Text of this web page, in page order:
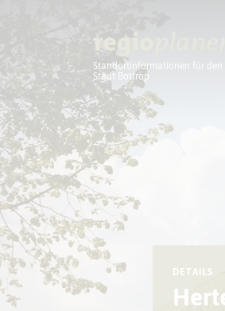
Standortinformationen für den
Stadt Bottrop
DETAILS